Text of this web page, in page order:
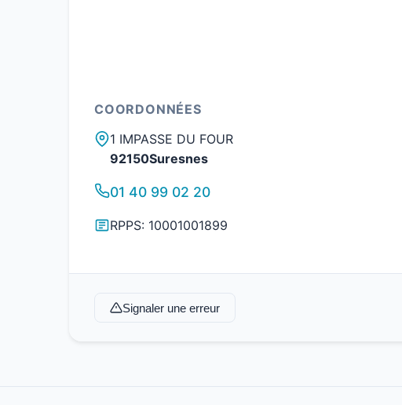
COORDONNÉES
1 IMPASSE DU FOUR
92150Suresnes
01 40 99 02 20
RPPS: 10001001899
Signaler une erreur